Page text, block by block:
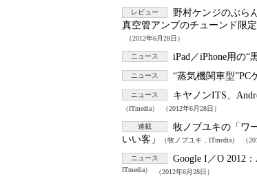
レビュー 野村ケンジのぶら
真空管アンプのチューンド限
（2012年6月28日）
ニュース iPad／iPhone用の
ニュース “蒸気機関車型
ニュース キヤノンITS、
（ITmedia） （2012年6月28日）
連載 牧ノブユキの「ワ
いい客」
（牧ノブユキ，ITmedia） （
ニュース Google I／O 2012：
ITmedia） （2012年6月28日）